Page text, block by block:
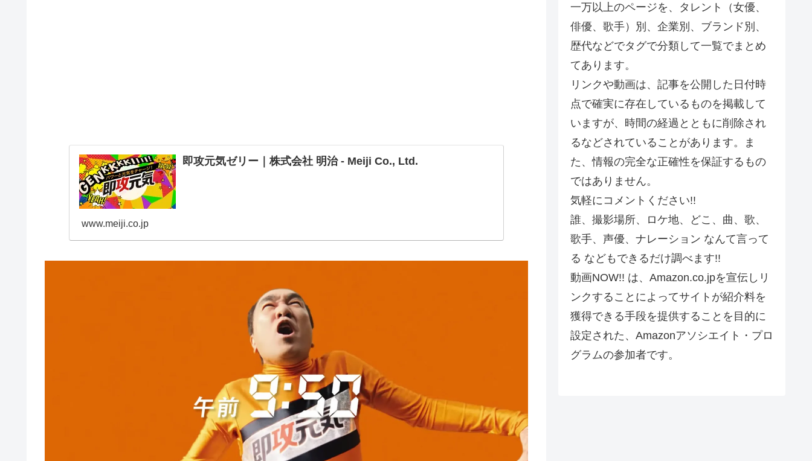
即攻元気ゼリー｜株式会社 明治 - Meiji Co., Ltd.
www.meiji.co.jp
一万以上のページを、タレント（女優、
俳優、歌手）別、企業別、ブランド別、
歴代などでタグで分類して一覧でまとめ
てあります。
リンクや動画は、記事を公開した日付時
点で確実に存在しているものを掲載して
いますが、時間の経過とともに削除され
るなどされていることがあります。ま
た、情報の完全な正確性を保証するもの
ではありません。
気軽にコメントください!!
誰、撮影場所、ロケ地、どこ、曲、歌、
歌手、声優、ナレーション なんて言って
る などもできるだけ調べます!!
動画NOW!! は、Amazon.co.jpを宣伝しリ
ンクすることによってサイトが紹介料を
獲得できる手段を提供することを目的に
設定された、Amazonアソシエイト・プロ
グラムの参加者です。